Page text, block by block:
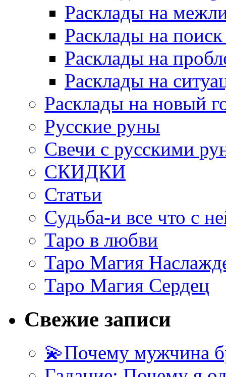
Расклады на
Расклады на
Расклады на
Расклады на
Расклады на новый
Русские руны
Свечи с русскими
СКИДКИ
Статьи
Судьба-и все что с
Таро в любви
Таро Магия
Таро Магия Сердец
Свежие записи
💫Почему мужчина